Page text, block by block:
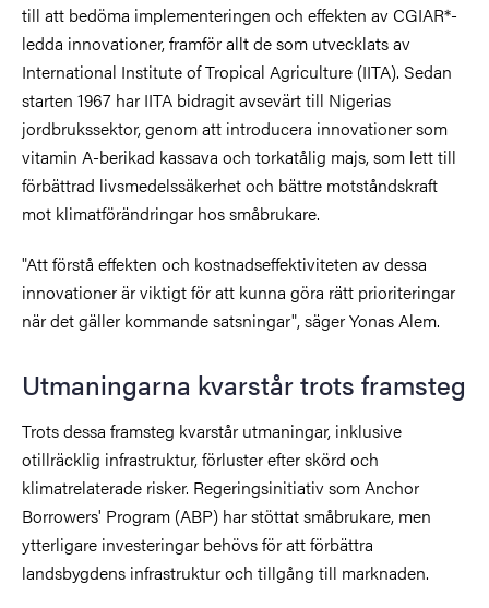
till att bedöma implementeringen och effekten av CGIAR*-
ledda innovationer, framför allt de som utvecklats av
International Institute of Tropical Agriculture (IITA). Sedan
starten 1967 har IITA bidragit avsevärt till Nigerias
jordbrukssektor, genom att introducera innovationer som
vitamin A-berikad kassava och torkatålig majs, som lett till
förbättrad livsmedelssäkerhet och bättre motståndskraft
mot klimatförändringar hos småbrukare.
"Att förstå effekten och kostnadseffektiviteten av dessa
innovationer är viktigt för att kunna göra rätt prioriteringar
när det gäller kommande satsningar", säger Yonas Alem.
Utmaningarna kvarstår trots framsteg
Trots dessa framsteg kvarstår utmaningar, inklusive
otillräcklig infrastruktur, förluster efter skörd och
klimatrelaterade risker. Regeringsinitiativ som Anchor
Borrowers' Program (ABP) har stöttat småbrukare, men
ytterligare investeringar behövs för att förbättra
landsbygdens infrastruktur och tillgång till marknaden.